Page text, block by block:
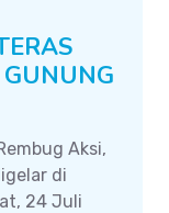
Aksi,
di
24 Juli